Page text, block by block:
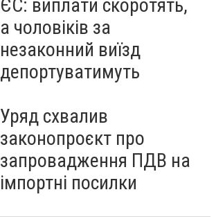
ЄС: виплати скоротять,
а чоловіків за
незаконний виїзд
депортуватимуть
Уряд схвалив
законопроєкт про
запровадження ПДВ на
імпортні посилки